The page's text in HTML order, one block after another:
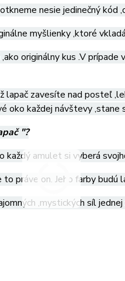
nesie jedinečný kód
myšlienky ,ktoré
originálny kus .V
lapač zavesíte nad posteľ
oko každej návštevy
"?
každý amulet si vyberá
práve on. Jeho farby
,mystických síl